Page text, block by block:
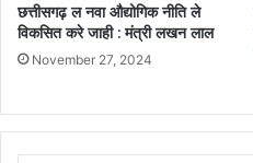
छत्तीसगढ़ ल नवा औद्योगिक नीति ले
विकसित करे जाही : मंत्री लखन लाल
November 27, 2024